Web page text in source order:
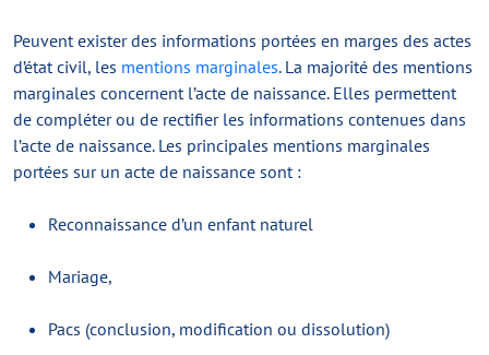
Peuvent exister des informations portées en marges des actes
d’état civil, les mentions marginales. La majorité des mentions
marginales concernent l’acte de naissance. Elles permettent
de compléter ou de rectifier les informations contenues dans
l’acte de naissance. Les principales mentions marginales
portées sur un acte de naissance sont :
Reconnaissance d’un enfant naturel
Mariage,
Pacs (conclusion, modification ou dissolution)